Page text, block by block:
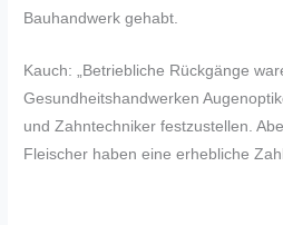
Bauhandwerk gehabt.
Kauch: „Betriebliche Rückgänge
Gesundheitshandwerken
und Zahntechniker festzustellen.
Fleischer haben eine erhebliche